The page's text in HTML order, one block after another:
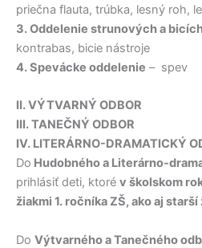
priečna flauta, trúbka, lesný roh,
3. Oddelenie strunových a
kontrabas, bicie nástroje
4. Spevácke oddelenie – spev
II. VÝTVARNÝ ODBOR
III. TANEČNÝ ODBOR
IV. LITERÁRNO-DRAMATICKÝ
Do Hudobného a Literárno-
prihlásiť deti, ktoré v školskom
žiakmi 1. ročníka ZŠ, ako aj starší
Do Výtvarného a Tanečného